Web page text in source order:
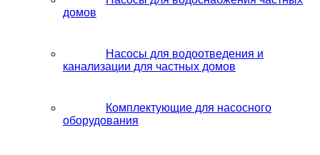
домов
Насосы для водоотведения и
канализации для частных домов
Комплектующие для насосного
оборудования